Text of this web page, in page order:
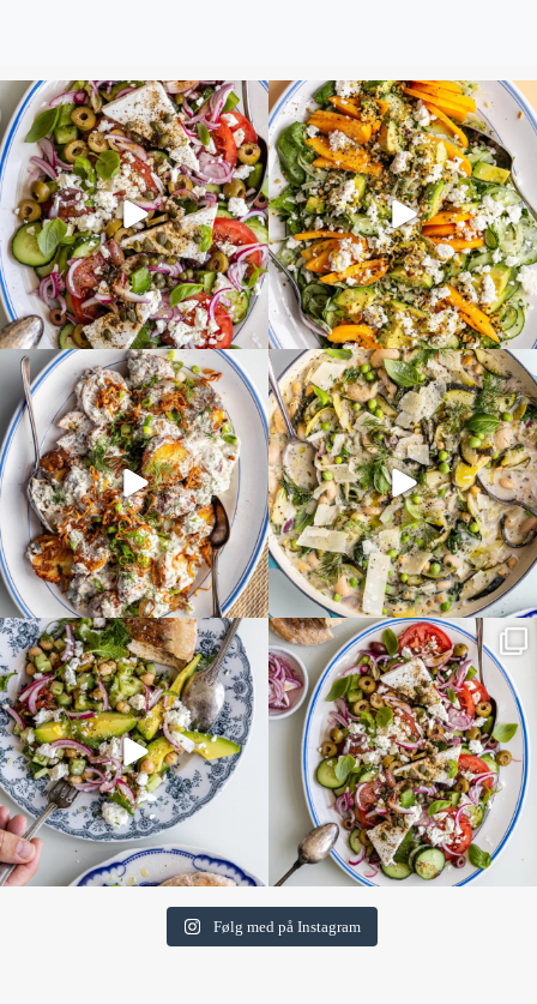
Følg med på Instagram